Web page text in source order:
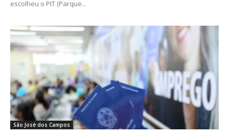
escolheu o PIT (Parque...
São José dos Campos